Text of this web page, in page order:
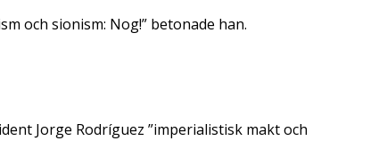
och sionism: Nog!” betonade han.
Jorge Rodríguez ”imperialistisk makt och